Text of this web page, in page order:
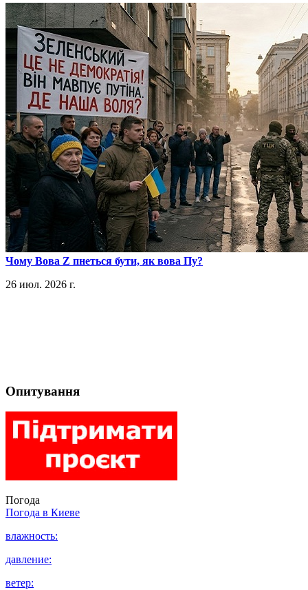
​Чому Вова Z пнеться бути, як вова Пу?
26 июл. 2026 г.
Опитування
Погода
Погода в Киеве
влажность:
давление:
ветер: